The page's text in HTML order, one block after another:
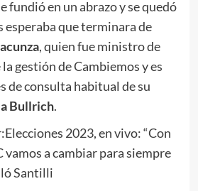
fundió en un abrazo y se quedó
que terminara de
, quien fue ministro de
gestión de Cambiemos y es
de consulta habitual de su
Bullrich.
Elecciones 2023, en vivo: “Con
a cambiar para siempre
Santilli